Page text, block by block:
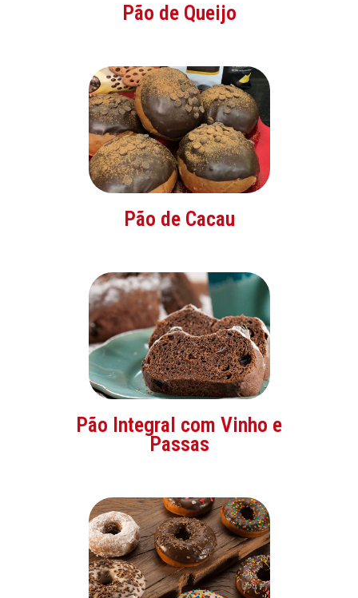
Pão de Queijo
Pão de Cacau
Pão Integral com Vinho e
Passas